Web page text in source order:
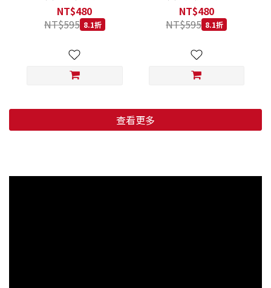
低穀鱈魚甜橙 小顆粒 800G
NT$480
NT$595 8.1折
羊肉藍莓 小顆粒 800G
NT$480
NT$595 8.1折
查看更多